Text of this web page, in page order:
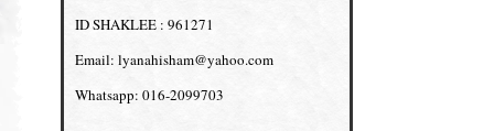
ID SHAKLEE : 961271
Email: lyanahisham@yahoo.com
Whatsapp: 016-2099703